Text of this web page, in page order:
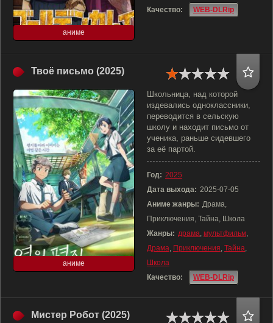
аниме
Качество:
WEB-DLRip
Твоё письмо (2025)
аниме
Школьница, над которой
издевались одноклассники,
переводится в сельскую
школу и находит письмо от
ученика, раньше сидевшего
за её партой.
Год: 2025
Дата выхода: 2025-07-05
Аниме жанры: Драма,
Приключения, Тайна, Школа
Жанры: драма, мультфильм,
Драма, Приключения, Тайна,
Школа
Качество:
WEB-DLRip
Мистер Робот (2025)